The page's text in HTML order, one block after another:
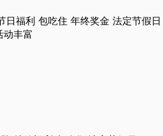
日福利 包吃住 年终奖金 法定节假日
动丰富